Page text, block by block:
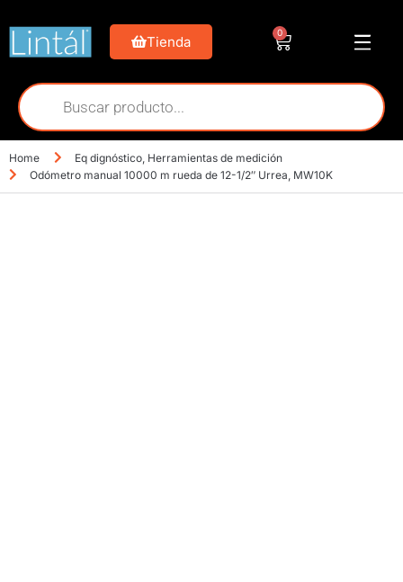
Tienda
0
Home Eq dignóstico, Herramientas de medición
Odómetro manual 10000 m rueda de 12-1/2″ Urrea, MW10K